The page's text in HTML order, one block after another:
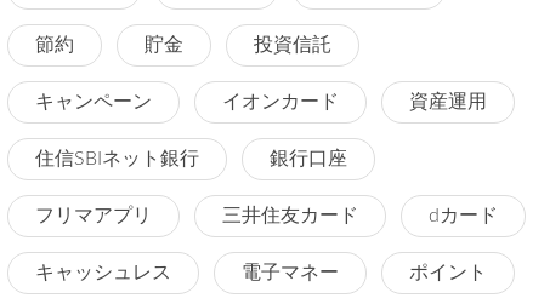
節約 貯金 投資信託
キャンペーン イオンカード 資産運用
住信SBIネット銀行 銀行口座
フリマアプリ 三井住友カード dカード
キャッシュレス 電子マネー ポイント